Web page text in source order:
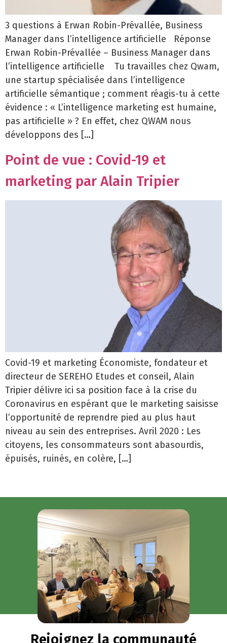
3 questions à Erwan Robin-Prévallée, Business
Manager dans l’intelligence artificielle Réponse
Erwan Robin-Prévallée – Business Manager dans
l’intelligence artificielle Tu travailles chez Qwam,
une startup spécialisée dans l’intelligence
artificielle sémantique ; comment réagis-tu à cette
évidence : « L’intelligence marketing est humaine,
pas artificielle » ? En effet, chez QWAM nous
développons des […]
Point de vue : Covid-19 et
marketing par Alain Tripier
Covid-19 et marketing Économiste, fondateur et
directeur de SEREHO Etudes et conseil, Alain
Tripier délivre ici sa position face à la crise du
Coronavirus en espérant que le marketing saisisse
l’opportunité de reprendre pied au plus haut
niveau au sein des entreprises. Avril 2020 : Les
citoyens, les consommateurs sont abasourdis,
épuisés, ruinés, en colère, […]
Rejoignez la communauté